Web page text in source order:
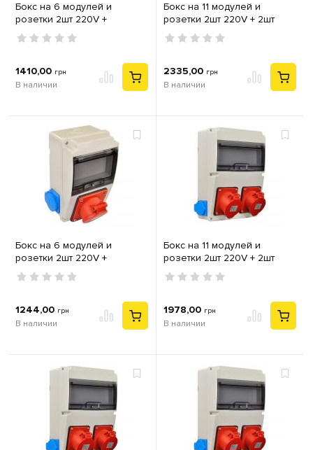
Бокс на 6 модулей и
розетки 2шт 220V +
силовая 32А 3P+PE TP
Electric IP44
1410,00 грн
В наличии
Бокс на 11 модулей и
розетки 2шт 220V + 2шт
силовых 32А 3P+N+PE TP
Electric IP44
2335,00 грн
В наличии
Бокс на 6 модулей и
розетки 2шт 220V +
силовая 16А 3P+PE TP
Electric IP44
1244,00 грн
В наличии
Бокс на 11 модулей и
розетки 2шт 220V + 2шт
силовых 16А 3P+PE TP
Electric IP44
1978,00 грн
В наличии